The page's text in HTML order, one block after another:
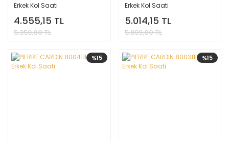
Erkek Kol Saati
4.555,15 TL
5.359,00 TL
Erkek Kol Saati
5.014,15 TL
5.899,00 TL
%15 %15